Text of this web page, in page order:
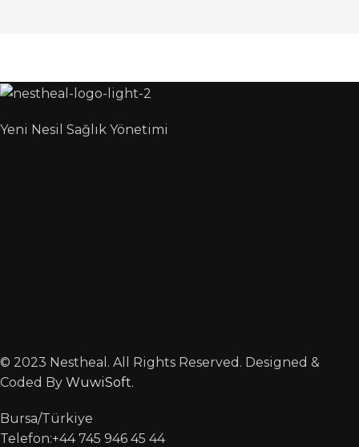
Yeni Nesil Sağlık Yönetimi
© 2023 Nestheal. All Rights Reserved. Designed &
Coded By WuwiSoft.
Bursa/Türkiye
Telefon:+44 745 946 45 44